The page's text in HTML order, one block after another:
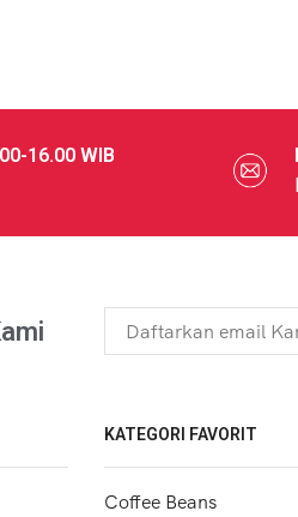
16.00 WIB
KATEGORI FAVORIT
Coffee Beans